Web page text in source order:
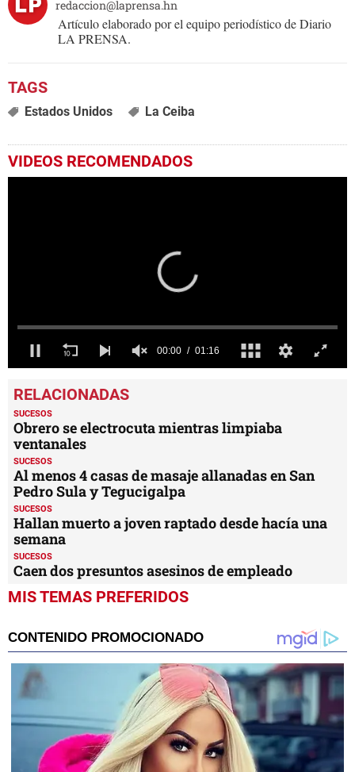
redaccion@laprensa.hn
Artículo elaborado por el equipo periodístico de Diario
LA PRENSA.
Estados Unidos La Ceiba
VIDEOS RECOMENDADOS
seconds
of
1
minute,
16
seconds
SUCESOS
ventanales
SUCESOS
Al menos 4 casas de masaje allanadas en San
Pedro Sula y Tegucigalpa
SUCESOS
Hallan muerto a joven raptado desde hacía una
semana
SUCESOS
Caen dos presuntos asesinos de empleado